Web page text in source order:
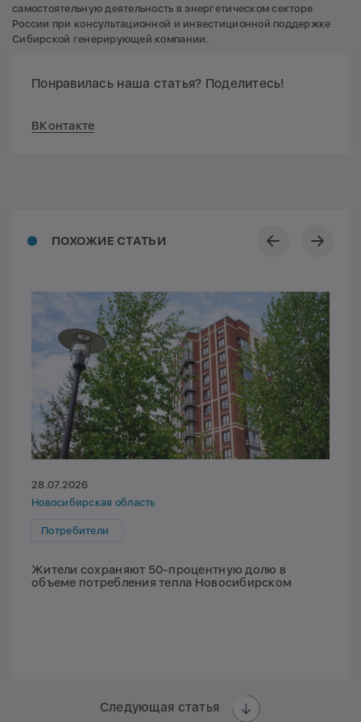
самостоятельную деятельность в энергетическом секторе
России при консультационной и инвестиционной поддержке
Сибирской генерирующей компании.
Понравилась наша статья? Поделитесь!
ВКонтакте
ПОХОЖИЕ СТАТЬИ
28.07.2026
Новосибирская область
Потребители
Жители сохраняют 50-процентную долю в
объеме потребления тепла Новосибирском
Следующая статья